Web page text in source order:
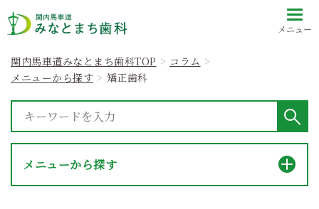
メニュー
関内馬車道みなとまち歯科TOP
コラム
メニューから探す
矯正歯科
メニューから探す